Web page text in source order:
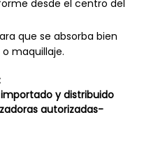
desde el centro del
que se absorba bien
maquillaje.
y distribuido
autorizadas-